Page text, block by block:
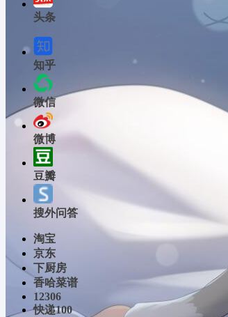
头条
知乎
微信
微博
豆瓣
搜外问答
淘宝
京东
下厨房
香哈菜谱
12306
快递100